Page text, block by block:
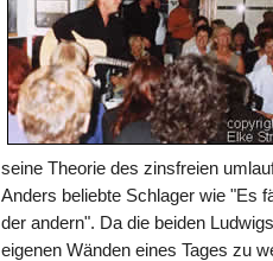
seine Theorie des zinsfreien
Anders beliebte Schlager wie "Es
der andern". Da die beiden
eigenen Wänden eines Tages zu